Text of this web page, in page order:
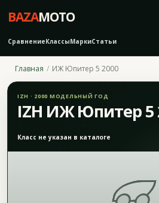
BAZAMOTO
СравнениеКлассыМаркиСтатьи
Главная ИЖ Юпитер 5 2000
IZH · 2000 МОДЕЛЬНЫЙ ГОД
IZH ИЖ Юпитер 5
Класс не указан в каталоге